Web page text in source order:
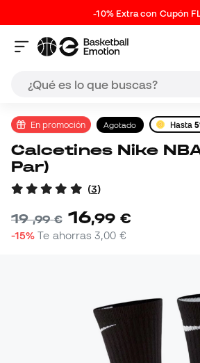
-10% Extra con Cupón
En promoción Agotado Hasta
Calcetines Nike NBA Elite (1
Par)
(3)
19,99 € 16,99 €
-15% Te ahorras3,00 €